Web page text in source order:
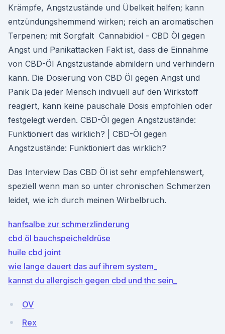
Krämpfe, Angstzustände und Übelkeit helfen; kann
entzündungshemmend wirken; reich an aromatischen
Terpenen; mit Sorgfalt Cannabidiol - CBD Öl gegen
Angst und Panikattacken Fakt ist, dass die Einnahme
von CBD-Öl Angstzustände abmildern und verhindern
kann. Die Dosierung von CBD Öl gegen Angst und
Panik Da jeder Mensch indivuell auf den Wirkstoff
reagiert, kann keine pauschale Dosis empfohlen oder
festgelegt werden. CBD-Öl gegen Angstzustände:
Funktioniert das wirklich? | CBD-Öl gegen
Angstzustände: Funktioniert das wirklich?
Das Interview Das CBD Öl ist sehr empfehlenswert,
speziell wenn man so unter chronischen Schmerzen
leidet, wie ich durch meinen Wirbelbruch.
hanfsalbe zur schmerzlinderung
cbd öl bauchspeicheldrüse
huile cbd joint
wie lange dauert das auf ihrem system_
kannst du allergisch gegen cbd und thc sein_
OV
Rex